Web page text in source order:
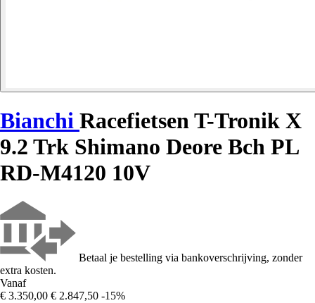
Bianchi Racefietsen T-Tronik X
9.2 Trk Shimano Deore Bch PL
RD-M4120 10V
Betaal je bestelling via bankoverschrijving, zonder
extra kosten.
Vanaf
€ 3.350,00 € 2.847,50 -15%